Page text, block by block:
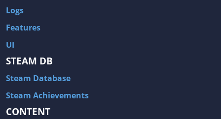
Logs
Features
UI
STEAM DB
Steam Database
Steam Achievements
CONTENT